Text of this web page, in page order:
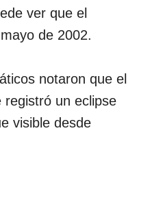
ver que el
de 2002.
notaron que el
registró un eclipse
visible desde